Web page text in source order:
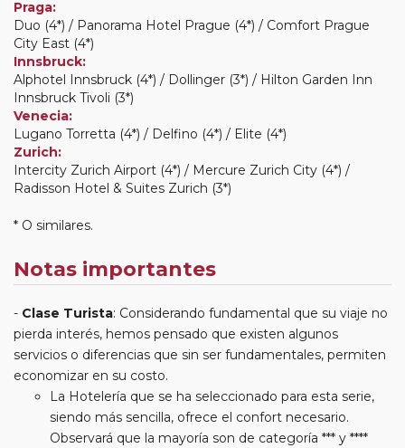
Praga:
Duo (4*) / Panorama Hotel Prague (4*) / Comfort Prague
City East (4*)
Innsbruck:
Alphotel Innsbruck (4*) / Dollinger (3*) / Hilton Garden Inn
Innsbruck Tivoli (3*)
Venecia:
Lugano Torretta (4*) / Delfino (4*) / Elite (4*)
Zurich:
Intercity Zurich Airport (4*) / Mercure Zurich City (4*) /
Radisson Hotel & Suites Zurich (3*)
* O similares.
Notas importantes
Clase Turista: Considerando fundamental que su viaje no
pierda interés, hemos pensado que existen algunos
servicios o diferencias que sin ser fundamentales, permiten
economizar en su costo.
La Hotelería que se ha seleccionado para esta serie,
siendo más sencilla, ofrece el confort necesario.
Observará que la mayoría son de categoría *** y ****